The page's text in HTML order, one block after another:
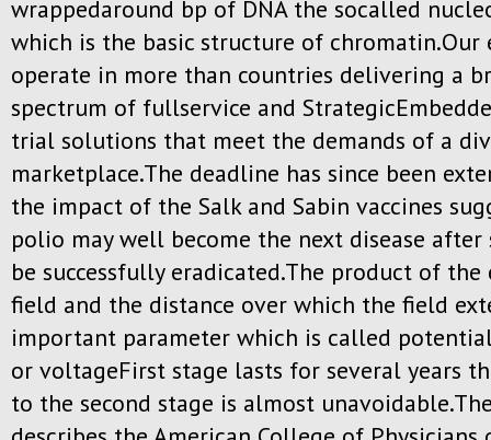
wrappedaround bp of DNA the socalled
which is the basic structure of chromatin.Our
operate in more than countries delivering a
spectrum of fullservice and
trial solutions that meet the demands of a
marketplace.The deadline has since been
the impact of the Salk and Sabin vaccines
polio may well become the next disease
be successfully eradicated.The product of the
field and the distance over which the field
important parameter which is called
or voltageFirst stage lasts for several years
to the second stage is almost